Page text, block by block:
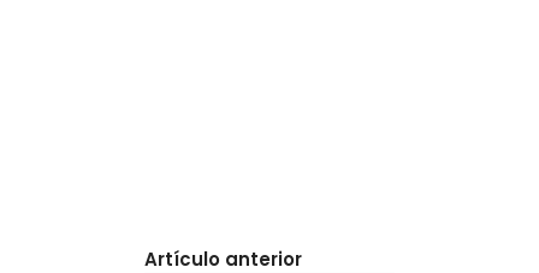
Artículo anterior